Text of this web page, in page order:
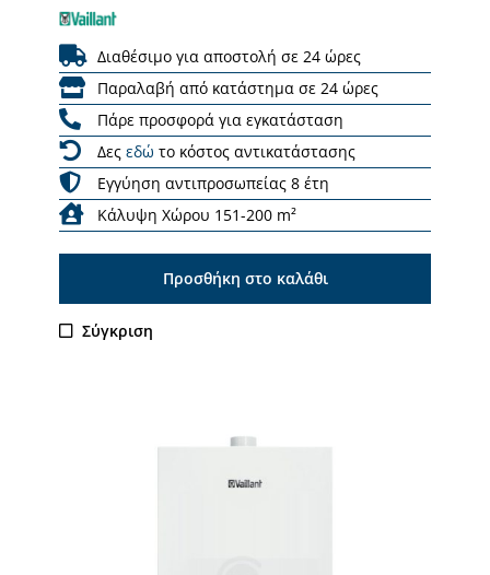
Διαθέσιμο για αποστολή σε 24 ώρες
Παραλαβή από κατάστημα σε 24 ώρες
Πάρε προσφορά για εγκατάσταση
Δες εδώ το κόστος αντικατάστασης
Εγγύηση αντιπροσωπείας 8 έτη
Κάλυψη Χώρου 151-200 m²
Προσθήκη στο καλάθι
Σύγκριση